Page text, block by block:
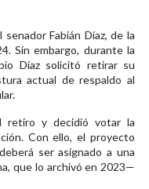
Fabián Díaz, de la
Sin embargo, durante la
Díaz solicitó retirar su
actual de respaldo al
retiro y decidió votar la
Con ello, el proyecto
ser asignado a una
que lo archivó en 2023—